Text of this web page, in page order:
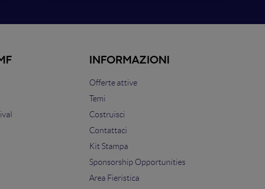
INFORMAZIONI
Offerte attive
Temi
Costruisci
Contattaci
Kit Stampa
Sponsorship Opportunities
Area Fieristica